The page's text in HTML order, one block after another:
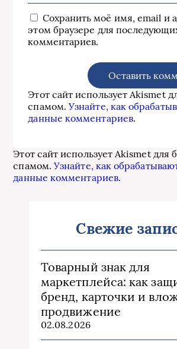
Сохранить моё имя, email и
этом браузере для
комментариев.
Этот сайт использует Akismet
спамом.Узнайте, как
данные комментариев.
Этот сайт использует Akismet для
спамом.Узнайте, как
данные комментариев.
Свежие
Товарный знак для
маркетплейса: как
бренд, карточки и
продвижение
02.08.2026